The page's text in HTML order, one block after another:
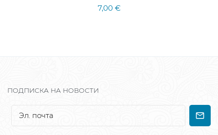
7,00 €
ПОДПИСКА НА НОВОСТИ